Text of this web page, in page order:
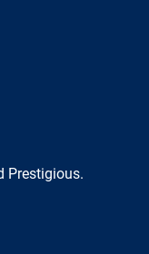
Prestigious.